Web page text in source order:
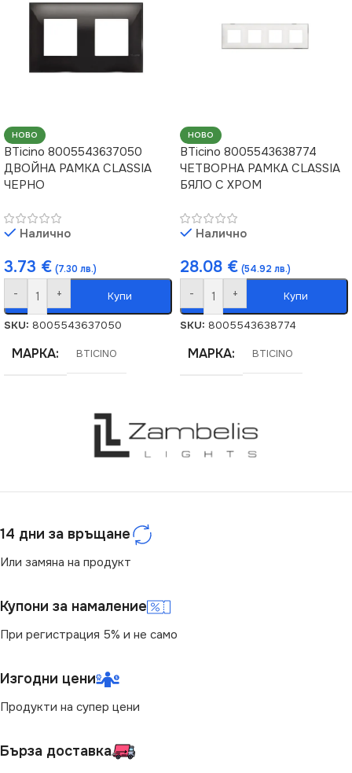
НОВО
BTicino 8005543637050
ДВОЙНА РАМКА CLASSIA
ЧЕРНО
Налично
3.73 € (7.30 лв.)
- + Купи
SKU: 8005543637050
МАРКА BTICINO
НОВО
BTicino 8005543638774
ЧЕТВОРНА РАМКА CLASSIA
БЯЛО С ХРОМ
Налично
28.08 € (54.92 лв.)
- + Купи
SKU: 8005543638774
МАРКА BTICINO
14 дни за връщане
Или замяна на продукт
Купони за намаление
При регистрация 5% и не само
Изгодни цени
Продукти на супер цени
Бърза доставка